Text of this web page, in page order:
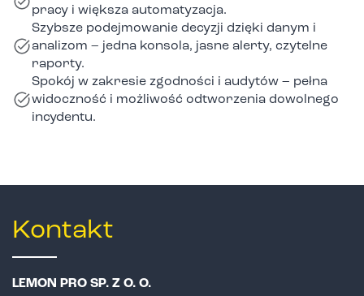
pracy i większa automatyzacja.
Szybsze podejmowanie decyzji dzięki danym i
analizom – jedna konsola, jasne alerty, czytelne
raporty.
Spokój w zakresie zgodności i audytów – pełna
widoczność i możliwość odtworzenia dowolnego
incydentu.
Kontakt
LEMON PRO SP. Z O. O.